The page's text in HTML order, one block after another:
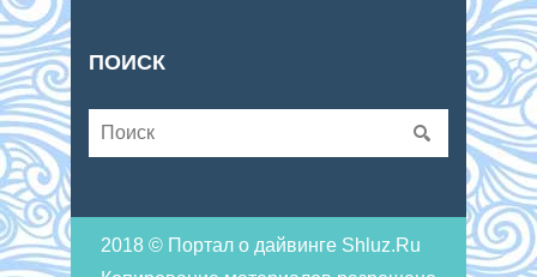
ПОИСК
2018 © Портал о дайвинге Shluz.Ru